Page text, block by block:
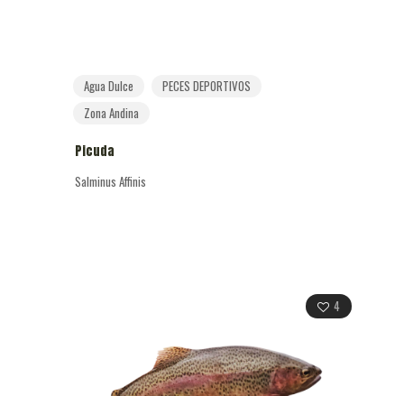
Agua Dulce
PECES DEPORTIVOS
Zona Andina
Picuda
Salminus Affinis
4